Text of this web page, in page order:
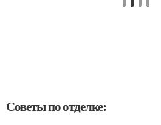
Советы по отделке: